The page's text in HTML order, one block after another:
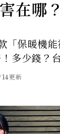
在哪
保暖機能
多少錢？
更新